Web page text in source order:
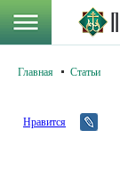
Главная Статьи
Нравится